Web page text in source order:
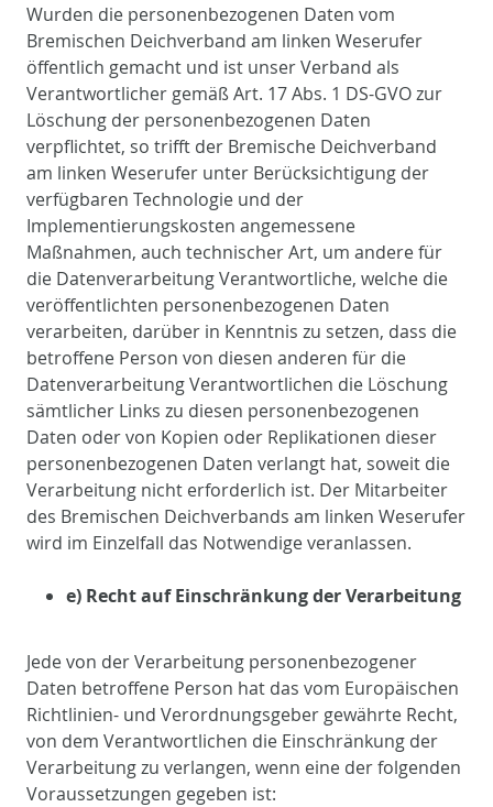
Wurden die personenbezogenen Daten vom
Bremischen Deichverband am linken Weserufer
öffentlich gemacht und ist unser Verband als
Verantwortlicher gemäß Art. 17 Abs. 1 DS-GVO zur
Löschung der personenbezogenen Daten
verpflichtet, so trifft der Bremische Deichverband
am linken Weserufer unter Berücksichtigung der
verfügbaren Technologie und der
Implementierungskosten angemessene
Maßnahmen, auch technischer Art, um andere für
die Datenverarbeitung Verantwortliche, welche die
veröffentlichten personenbezogenen Daten
verarbeiten, darüber in Kenntnis zu setzen, dass die
betroffene Person von diesen anderen für die
Datenverarbeitung Verantwortlichen die Löschung
sämtlicher Links zu diesen personenbezogenen
Daten oder von Kopien oder Replikationen dieser
personenbezogenen Daten verlangt hat, soweit die
Verarbeitung nicht erforderlich ist. Der Mitarbeiter
des Bremischen Deichverbands am linken Weserufer
wird im Einzelfall das Notwendige veranlassen.
e) Recht auf Einschränkung der Verarbeitung
Jede von der Verarbeitung personenbezogener
Daten betroffene Person hat das vom Europäischen
Richtlinien- und Verordnungsgeber gewährte Recht,
von dem Verantwortlichen die Einschränkung der
Verarbeitung zu verlangen, wenn eine der folgenden
Voraussetzungen gegeben ist: